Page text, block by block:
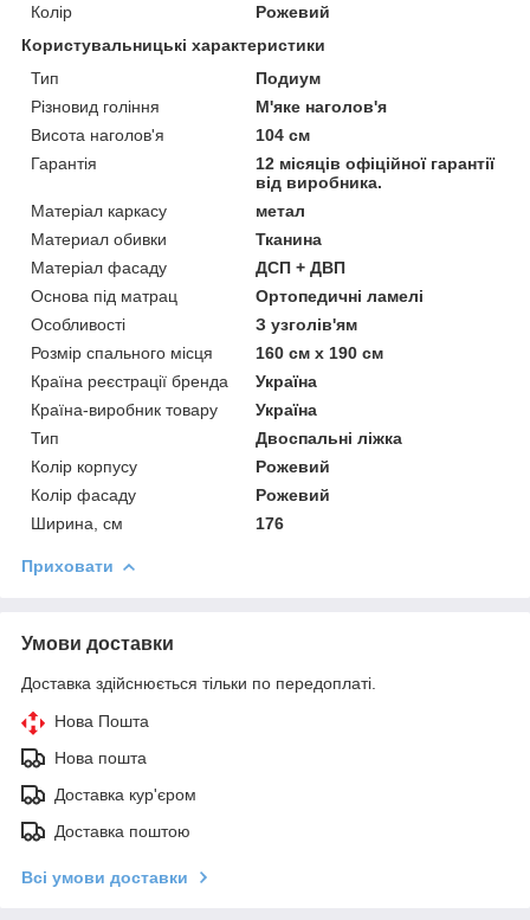
Колір
Рожевий
Користувальницькі характеристики
Тип
Подиум
Різновид гоління
М'яке наголов'я
Висота наголов'я
104 см
Гарантія
12 місяців офіційної гарантії
від виробника.
Матеріал каркасу
метал
Материал обивки
Тканина
Матеріал фасаду
ДСП + ДВП
Основа під матрац
Ортопедичні ламелі
Особливості
З узголів'ям
Розмір спального місця
160 см х 190 см
Країна реєстрації бренда
Україна
Країна-виробник товару
Україна
Тип
Двоспальні ліжка
Колір корпусу
Рожевий
Колір фасаду
Рожевий
Ширина, см
176
Приховати
Умови доставки
Доставка здійснюється тільки по передоплаті.
Нова Пошта
Нова пошта
Доставка кур'єром
Доставка поштою
Всі умови доставки